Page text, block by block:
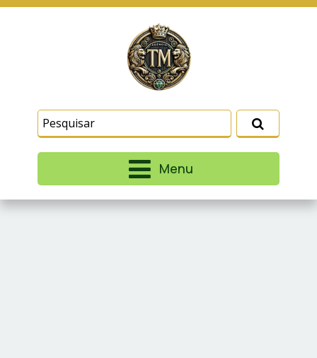
Menu
similares para lembrar e entender como você usa
nosso site, analisar seu uso de nossos produtos
e serviços, ajudar com nossos esforços de
marketing e fornecer conteúdo de terceiros. Leia
Termos e CondiçõesePolítica de